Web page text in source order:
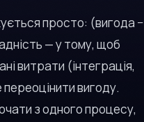
просто: (вигода −
— у тому, щоб
витрати (інтеграція,
переоцінити вигоду.
з одного процесу,